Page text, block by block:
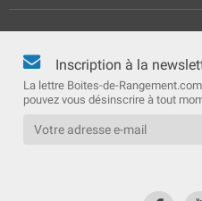
Inscription à la
La lettre Boites-de-
pouvez vous désinscrire à tout